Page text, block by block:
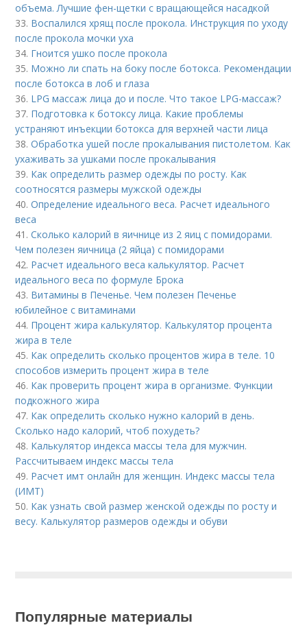
объема. Лучшие фен-щетки с вращающейся насадкой
33. Воспалился хрящ после прокола. Инструкция по уходу
после прокола мочки уха
34. Гноится ушко после прокола
35. Можно ли спать на боку после ботокса. Рекомендации
после ботокса в лоб и глаза
36. LPG массаж лица до и после. Что такое LPG-массаж?
37. Подготовка к ботоксу лица. Какие проблемы
устраняют инъекции ботокса для верхней части лица
38.Обработка ушей после прокалывания пистолетом. Как
ухаживать за ушками после прокалывания
39. Как определить размер одежды по росту. Как
соотносятся размеры мужской одежды
40.Определение идеального веса. Расчет идеального
веса
41.Сколько калорий в яичнице из 2 яиц с помидорами.
Чем полезен яичница (2 яйца) с помидорами
42. Расчет идеального веса калькулятор. Расчет
идеального веса по формуле Брока
43. Витамины в Печенье. Чем полезен Печенье
юбилейное с витаминами
44. Процент жира калькулятор. Калькулятор процента
жира в теле
45. Как определить сколько процентов жира в теле. 10
способов измерить процент жира в теле
46. Как проверить процент жира в организме. Функции
подкожного жира
47. Как определить сколько нужно калорий в день.
Сколько надо калорий, чтоб похудеть?
48. Калькулятор индекса массы тела для мужчин.
Рассчитываем индекс массы тела
49. Расчет имт онлайн для женщин. Индекс массы тела
(ИМТ)
50. Как узнать свой размер женской одежды по росту и
весу. Калькулятор размеров одежды и обуви
Популярные материалы